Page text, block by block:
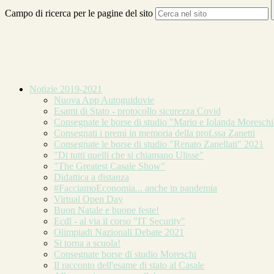
Campo di ricerca per le pagine del sito
Notizie 2019-2021
Nuova App Autoguidovie
Esami di Stato - protocollo sicurezza Covid
Consegnate le borse di studio "Mario e Iolanda
Consegnati i premi in memoria della prof.ssa Zanetti
Consegnate le borse di studio "Renato Zanellati" 2021
"Di tutti quelli che si chiamano Ulisse"
"The Greatest Casale Show"
Didattica a distanza
#FacciamoEconomia... anche in pandemia
Virtual Open Day
Buon Natale e buone feste!
Ecdl - al via il corso "IT Security"
Olimpiadi Nazionali Debate 2021
Si torna a scuola!
Consegnate borse di studio Moreschi
Il racconto dell'esame di stato al Casale